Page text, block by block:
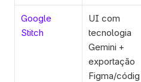
Google
Stitch
UI com
tecnologia
Gemini +
exportação
Figma/códig